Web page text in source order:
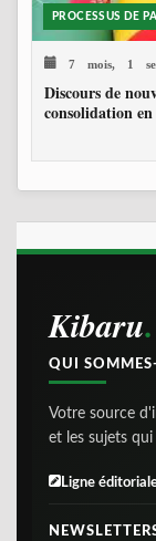
PROCESSUS DE
7 mois, 1
Discours de
consolidation en
Kibaru
QUI
Votre source
et les sujets
Ligne